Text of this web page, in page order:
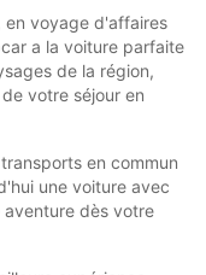
en voyage d'affaires
a la voiture parfaite
de la région,
votre séjour en
en commun
une voiture avec
dès votre